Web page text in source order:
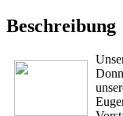
Beschreibung